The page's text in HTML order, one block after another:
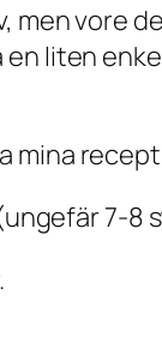
men vore
en liten
mina
7-8